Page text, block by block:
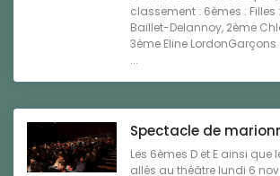
classement : 6èmes : Filles :
Baillet-Delannoy, 2ème
3ème Eline LordonGarçons
...
Spectacle de
Les 6èmes D et E ainsi que
allés au théâtre lundi 6